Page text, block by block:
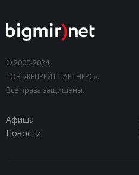
© 2000-2024,
ТОВ «КЕПРЕЙТ ПАРТНЕРС».
Все права защищены.
Афиша
Новости